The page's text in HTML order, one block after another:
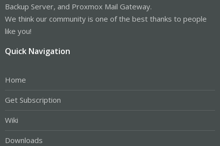
Backup Server, and Proxmox Mail Gateway.
We think our community is one of the best thanks to people
like you!
Quick Navigation
Home
Get Subscription
Wiki
Downloads